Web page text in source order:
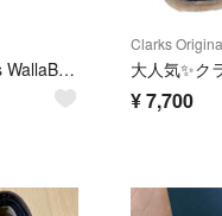
美品！！Clarks WallaBeams Lofer GORE-TEX
Clarks
¥7,700